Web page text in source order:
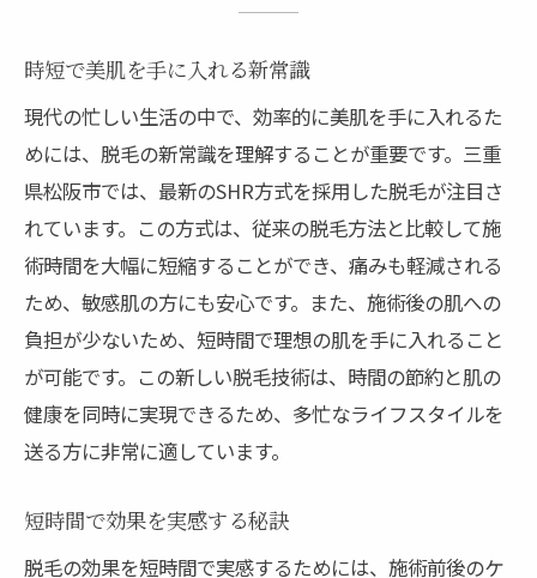
時短で美肌を手に入れる新常識
現代の忙しい生活の中で、効率的に美肌を手に入れるた
めには、脱毛の新常識を理解することが重要です。三重
県松阪市では、最新のSHR方式を採用した脱毛が注目さ
れています。この方式は、従来の脱毛方法と比較して施
術時間を大幅に短縮することができ、痛みも軽減される
ため、敏感肌の方にも安心です。また、施術後の肌への
負担が少ないため、短時間で理想の肌を手に入れること
が可能です。この新しい脱毛技術は、時間の節約と肌の
健康を同時に実現できるため、多忙なライフスタイルを
送る方に非常に適しています。
短時間で効果を実感する秘訣
脱毛の効果を短時間で実感するためには、施術前後のケ